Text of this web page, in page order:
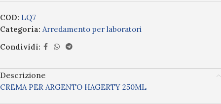
COD: LQ7
Categoria: Arredamento per laboratori
Condividi:
Descrizione
CREMA PER ARGENTO HAGERTY 250ML